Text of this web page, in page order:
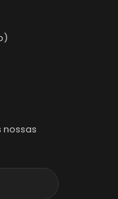
nossas